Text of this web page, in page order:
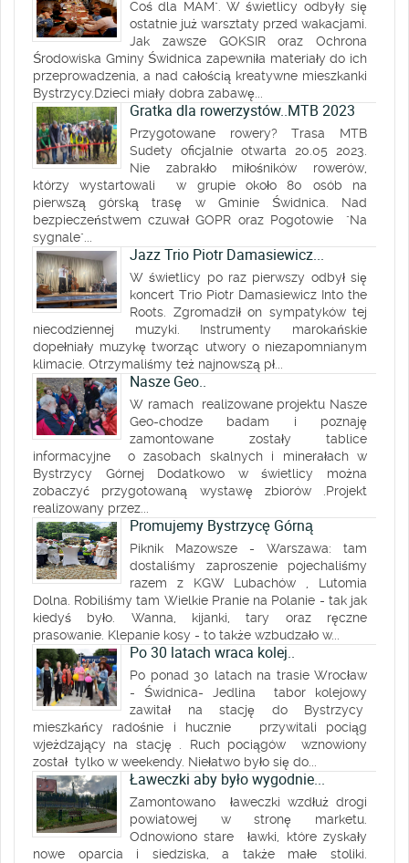
Coś dla MAM". W świetlicy odbyły się
ostatnie już warsztaty przed wakacjami.
Jak zawsze GOKSIR oraz Ochrona
Środowiska Gminy Świdnica zapewniła materiały do ich
przeprowadzenia, a nad całością kreatywne mieszkanki
Bystrzycy.Dzieci miały dobra zabawę...
Gratka dla rowerzystów..MTB 2023
Przygotowane rowery? Trasa MTB
Sudety oficjalnie otwarta 20.05 2023.
Nie zabrakło miłośników rowerów,
którzy wystartowali w grupie około 80 osób na
pierwszą górską trasę w Gminie Świdnica. Nad
bezpieczeństwem czuwał GOPR oraz Pogotowie "Na
sygnale"...
Jazz Trio Piotr Damasiewicz...
W świetlicy po raz pierwszy odbył się
koncert Trio Piotr Damasiewicz Into the
Roots. Zgromadził on sympatyków tej
niecodziennej muzyki. Instrumenty marokańskie
dopełniały muzykę tworząc utwory o niezapomnianym
klimacie. Otrzymaliśmy też najnowszą pł...
Nasze Geo..
W ramach realizowane projektu Nasze
Geo-chodze badam i poznaję
zamontowane zostały tablice
informacyjne o zasobach skalnych i minerałach w
Bystrzycy Górnej Dodatkowo w świetlicy można
zobaczyć przygotowaną wystawę zbiorów .Projekt
realizowany przez...
Promujemy Bystrzycę Górną
Piknik Mazowsze - Warszawa: tam
dostaliśmy zaproszenie pojechaliśmy
razem z KGW Lubachów , Lutomia
Dolna. Robiliśmy tam Wielkie Pranie na Polanie - tak jak
kiedyś było. Wanna, kijanki, tary oraz ręczne
prasowanie. Klepanie kosy - to także wzbudzało w...
Po 30 latach wraca kolej..
Po ponad 30 latach na trasie Wrocław
- Świdnica- Jedlina tabor kolejowy
zawitał na stację do Bystrzycy
mieszkańcy radośnie i hucznie przywitali pociąg
wjeżdzający na stację . Ruch pociągów wznowiony
został tylko w weekendy. Niełatwo było się do...
Ławeczki aby było wygodnie...
Zamontowano ławeczki wzdłuż drogi
powiatowej w stronę marketu.
Odnowiono stare ławki, które zyskały
nowe oparcia i siedziska, a także małe stoliki.